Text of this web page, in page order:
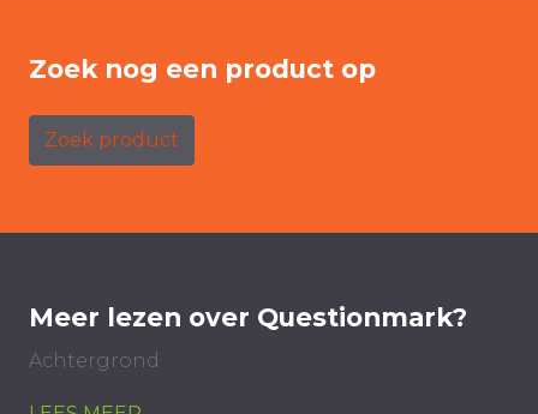
Zoek nog een product op
Zoek product
Meer lezen over Questionmark?
Achtergrond